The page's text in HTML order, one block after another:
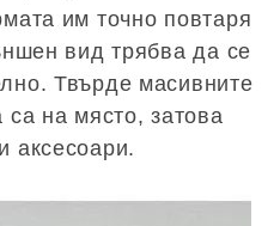
им точно повтаря
вид трябва да се
Твърде масивните
на място, затова
аксесоари.